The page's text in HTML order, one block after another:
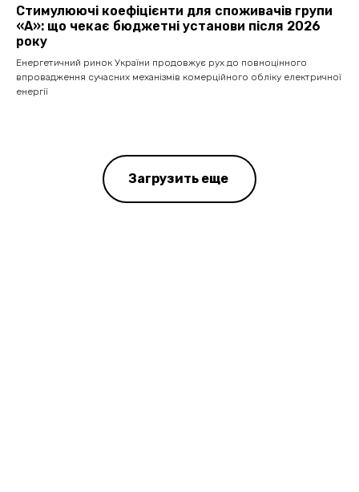
Стимулюючі коефіцієнти для споживачів групи
«А»: що чекає бюджетні установи після 2026
року
Енергетичний ринок України продовжує рух до повноцінного
впровадження сучасних механізмів комерційного обліку електричної
енергії
Загрузить еще